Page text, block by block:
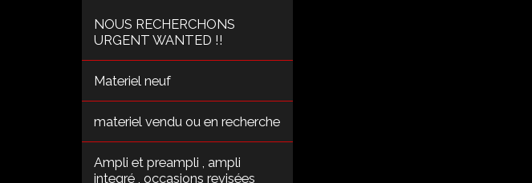
NOUS RECHERCHONS
URGENT WANTED !!
Materiel neuf
materiel vendu ou en recherche
Ampli et preampli , ampli
integré , occasions revisées